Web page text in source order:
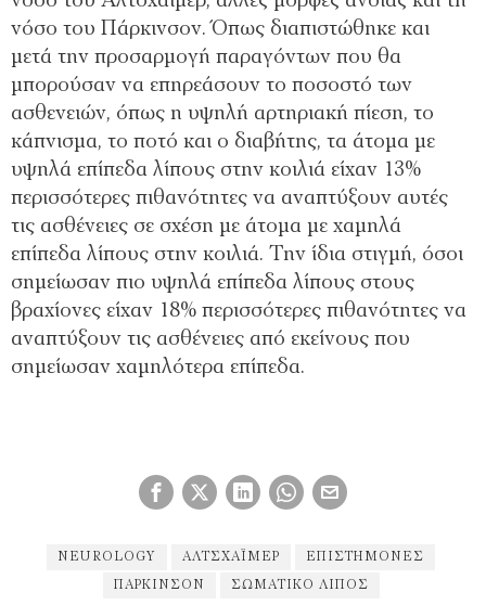
νόσο του Πάρκινσον. Όπως διαπιστώθηκε και
μετά την προσαρμογή παραγόντων που θα
μπορούσαν να επηρεάσουν το ποσοστό των
ασθενειών, όπως η υψηλή αρτηριακή πίεση, το
κάπνισμα, το ποτό και ο διαβήτης, τα άτομα με
υψηλά επίπεδα λίπους στην κοιλιά είχαν 13%
περισσότερες πιθανότητες να αναπτύξουν αυτές
τις ασθένειες σε σχέση με άτομα με χαμηλά
επίπεδα λίπους στην κοιλιά. Την ίδια στιγμή, όσοι
σημείωσαν πιο υψηλά επίπεδα λίπους στους
βραχίονες είχαν 18% περισσότερες πιθανότητες να
αναπτύξουν τις ασθένειες από εκείνους που
σημείωσαν χαμηλότερα επίπεδα.
NEUROLOGY ΑΛΤΣΧΆΙΜΕΡ ΕΠΙΣΤΉΜΟΝΕΣ
ΠΆΡΚΙΝΣΟΝ ΣΩΜΑΤΙΚΌ ΛΊΠΟΣ